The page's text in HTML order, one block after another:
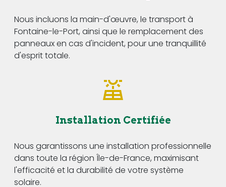
Nous incluons la main-d'œuvre, le transport à
Fontaine-le-Port, ainsi que le remplacement des
panneaux en cas d'incident, pour une tranquillité
d'esprit totale.
Installation Certifiée
Nous garantissons une installation professionnelle
dans toute la région Île-de-France, maximisant
l'efficacité et la durabilité de votre système
solaire.